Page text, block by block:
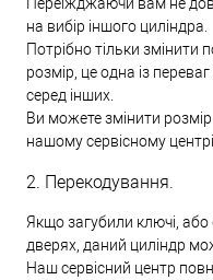
на вибір іншого циліндра.
Потрібно тільки
розмір, це одна із переваг
серед інших.
Ви можете змінити
нашому сервісному центрі.
2. Перекодування.
Якщо загубили ключі, або
дверях, даний циліндр
Наш сервісний центр